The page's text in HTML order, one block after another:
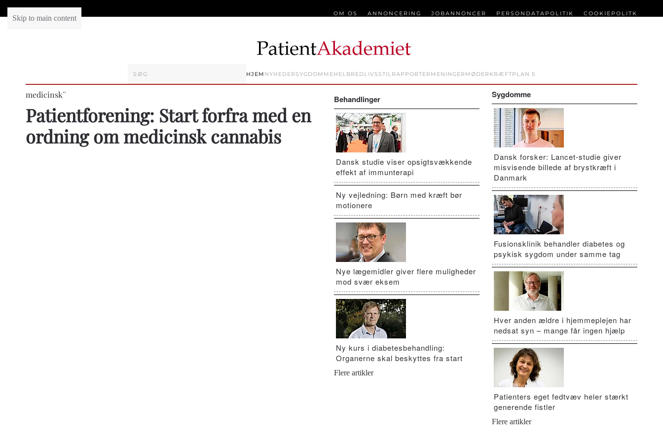
Skip to main content
OM OS ANNONCERING JOBANNONCER PERSONDATAPOLITIK COOKIEPOLITK
HJEM NYHEDER SYGDOMMEHELBREDLIVSSTILRAPPORTER MENINGER MØDER KRÆFTPLAN 5
medicinsk¨
Patientforening: Start forfra med en
ordning om medicinsk cannabis
Behandlinger
Dansk studie viser opsigtsvækkende
effekt af immunterapi
Ny vejledning: Børn med kræft bør
motionere
Nye lægemidler giver flere muligheder
mod svær eksem
Ny kurs i diabetesbehandling:
Organerne skal beskyttes fra start
Flere artikler
Sygdomme
Dansk forsker: Lancet-studie giver
misvisende billede af brystkræft i
Danmark
Fusionsklinik behandler diabetes og
psykisk sygdom under samme tag
Hver anden ældre i hjemmeplejen har
nedsat syn – mange får ingen hjælp
Patienters eget fedtvæv heler stærkt
generende fistler
Flere artikler